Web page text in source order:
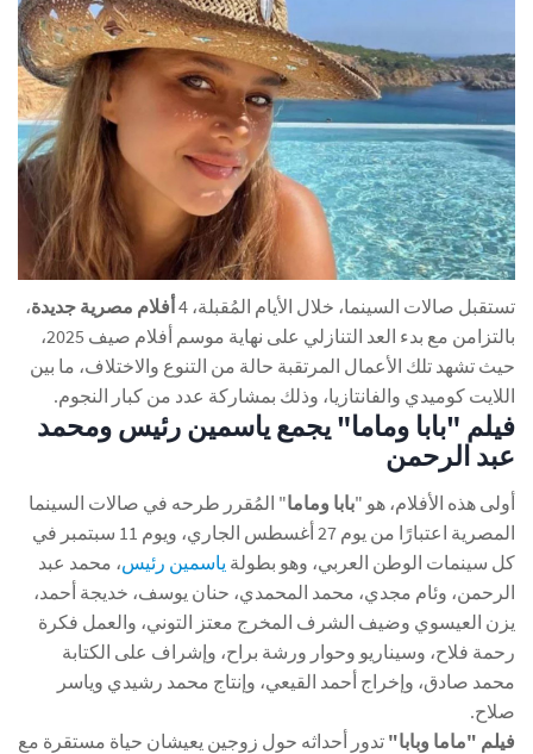
تستقبل صالات السينما، خلال الأيام المُقبلة، 4 أفلام مصرية جديدة،
بالتزامن مع بدء العد التنازلي على نهاية موسم أفلام صيف 2025،
حيث تشهد تلك الأعمال المرتقبة حالة من التنوع والاختلاف، ما بين
اللايت كوميدي والفانتازيا، وذلك بمشاركة عدد من كبار النجوم.
فيلم "بابا وماما" يجمع ياسمين رئيس ومحمد
عبد الرحمن
أولى هذه الأفلام، هو "بابا وماما" المُقرر طرحه في صالات السينما
المصرية اعتبارًا من يوم 27 أغسطس الجاري، ويوم 11 سبتمبر في
كل سينمات الوطن العربي، وهو بطولة ياسمين رئيس، محمد عبد
الرحمن، وئام مجدي، محمد المحمدي، حنان يوسف، خديجة أحمد،
يزن العيسوي وضيف الشرف المخرج معتز التوني، والعمل فكرة
رحمة فلاح، وسيناريو وحوار ورشة براح، وإشراف على الكتابة
محمد صادق، وإخراج أحمد القيعي، وإنتاج محمد رشيدي وياسر
صلاح.
فيلم "ماما وبابا" تدور أحداثه حول زوجين يعيشان حياة مستقرة مع